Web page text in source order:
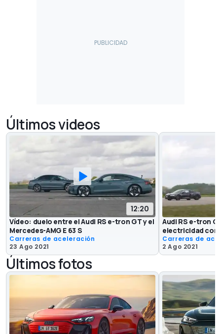
Últimos videos
12:20
Vídeo: duelo entre el Audi RS e-tron GT y el
Mercedes-AMG E 63 S
Carreras de aceleración
23 Ago 2021
Audi RS e-tron
electricidad
Carreras de
2 Ago 2021
Últimos fotos